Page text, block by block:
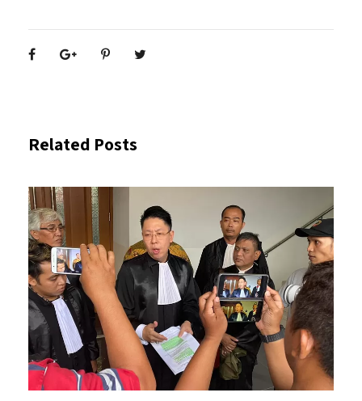
Related Posts